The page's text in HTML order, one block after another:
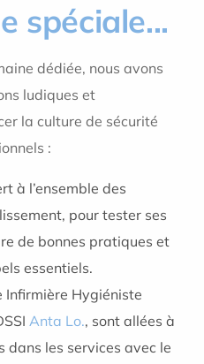
spéciale...
dédiée, nous avons
ludiques et
la culture de sécurité
:
à l’ensemble des
pour tester ses
de bonnes pratiques et
essentiels.
Infirmière Hygiéniste
Anta Lo., sont allées à
dans les services avec le